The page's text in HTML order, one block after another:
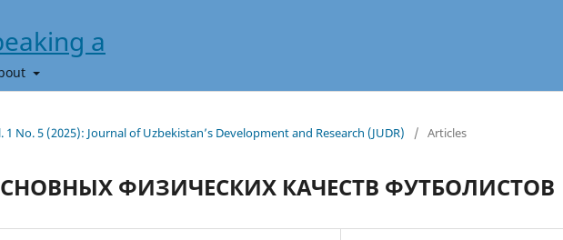
1 No. 5 (2025): Journal of Uzbekistan’s Development and Research (JUDR) / Articles
ФИЗИЧЕСКИХ КАЧЕСТВ ФУТБОЛИСТОВ